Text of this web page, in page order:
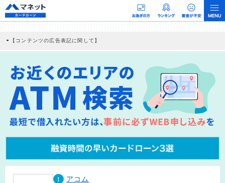
【コンテンツの広告表記に関して】
社に対して企業から紹介報酬が支払われるという収益モデルです。 ただし、特定の
商品を根拠なくPRするものではなく、当編集部の調査／ユーザーへの口コミ収集な
どに基づき、公平性を担保した情報提供を行っています。
>提携企業一覧
1
アコム